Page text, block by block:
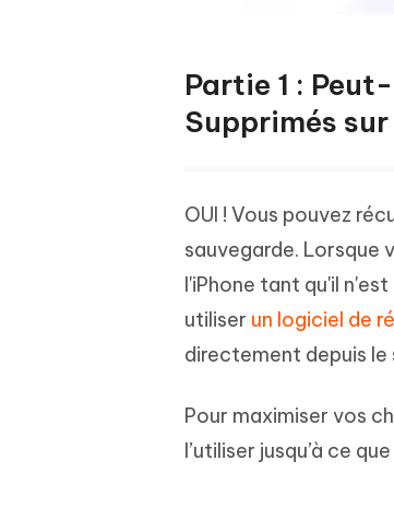
Partie 1 :
Supprimés
OUI ! Vous pouvez
sauvegarde. Lorsque
l'iPhone tant qu'il
utiliser un logiciel de
directement depuis le
Pour maximiser vos
l’utiliser jusqu’à ce